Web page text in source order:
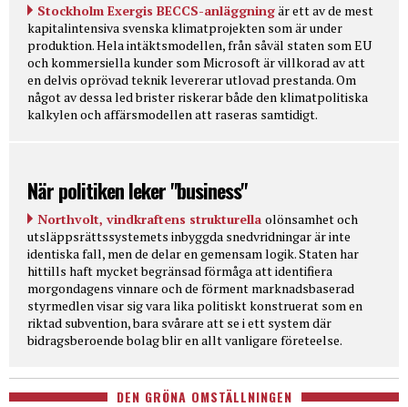
Stockholm Exergis BECCS-anläggningär ett av de mest
kapitalintensiva svenska klimatprojekten som är under
produktion. Hela intäktsmodellen, från såväl staten som EU
och kommersiella kunder som Microsoft är villkorad av att
en delvis oprövad teknik levererar utlovad prestanda. Om
något av dessa led brister riskerar både den klimatpolitiska
kalkylen och affärsmodellen att raseras samtidigt.
När politiken leker "business"
Northvolt, vindkraftens strukturella olönsamhet och
utsläppsrättssystemets inbyggda snedvridningar är inte
identiska fall, men de delar en gemensam logik. Staten har
hittills haft mycket begränsad förmåga att identifiera
morgondagens vinnare och de förment marknadsbaserad
styrmedlen visar sig vara lika politiskt konstruerat som en
riktad subvention, bara svårare att se i ett system där
bidragsberoende bolag blir en allt vanligare företeelse.
DEN GRÖNA OMSTÄLLNINGEN